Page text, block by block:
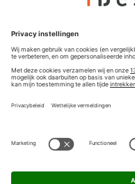
Privacyinstellingen